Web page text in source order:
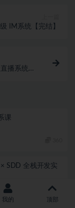
IM系统【完结】
播系统实
课
SDD 全栈开发实
79
我的 顶部